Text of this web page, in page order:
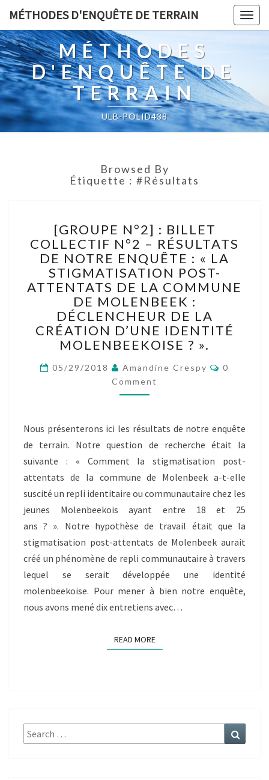
MÉTHODES D'ENQUÊTE DE TERRAIN
MÉTHODES
D'ENQUÊTE DE
TERRAIN
ULB-POLID438
Browsed By
Étiquette : #Résultats
N°2]
:
BILLET
COLLECTIF
N°2
–
RÉSULTATS
DE
NOTRE
ENQUÊTE
LA
ATTENTATS
DE
COMMUNE
DE
MOLENBEEK
:
DÉCLENCHEUR
LA
CRÉATION
D’UNE
IDENTITÉ
?
[GROUPE N°2] : BILLET
COLLECTIF N°2 – RÉSULTATS
DE NOTRE ENQUÊTE : « LA
STIGMATISATION POST-
ATTENTATS DE LA COMMUNE
DE MOLENBEEK :
DÉCLENCHEUR DE LA
CRÉATION D’UNE IDENTITÉ
MOLENBEEKOISE ? ».
05/29/2018 Amandine Crespy
0
Comment
Nous présenterons ici les résultats de notre enquête
de terrain. Notre question de recherche était la
suivante : « Comment la stigmatisation post-
attentats de la commune de Molenbeek a-t-elle
suscité un repli identitaire ou communautaire chez les
jeunes Molenbeekois ayant entre 18 et 25
ans ? ». Notre hypothèse de travail était que la
stigmatisation post-attentats de Molenbeek aurait
créé un phénomène de repli communautaire à travers
lequel se serait développée une identité
molenbeekoise. Pour mener à bien notre enquête,
nous avons mené dix entretiens avec…
READ MOREREAD MORE
Search
for: